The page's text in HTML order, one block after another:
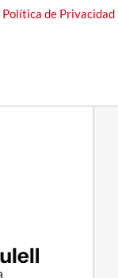
Política de Privacidad